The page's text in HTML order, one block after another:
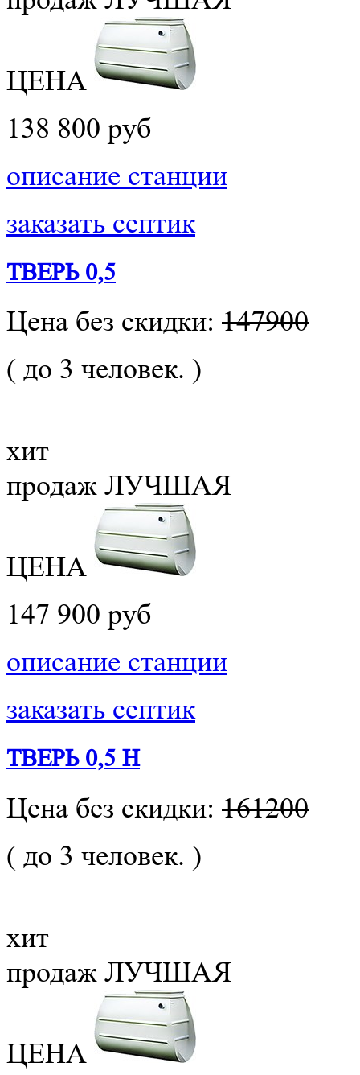
ЦЕНА
138 800 руб
описание станции
заказать септик
ТВЕРЬ 0,5
Цена без скидки: 147900
( до 3 человек. )
хит
продаж ЛУЧШАЯ
ЦЕНА
147 900 руб
описание станции
заказать септик
ТВЕРЬ 0,5 Н
Цена без скидки: 161200
( до 3 человек. )
хит
продаж ЛУЧШАЯ
ЦЕНА